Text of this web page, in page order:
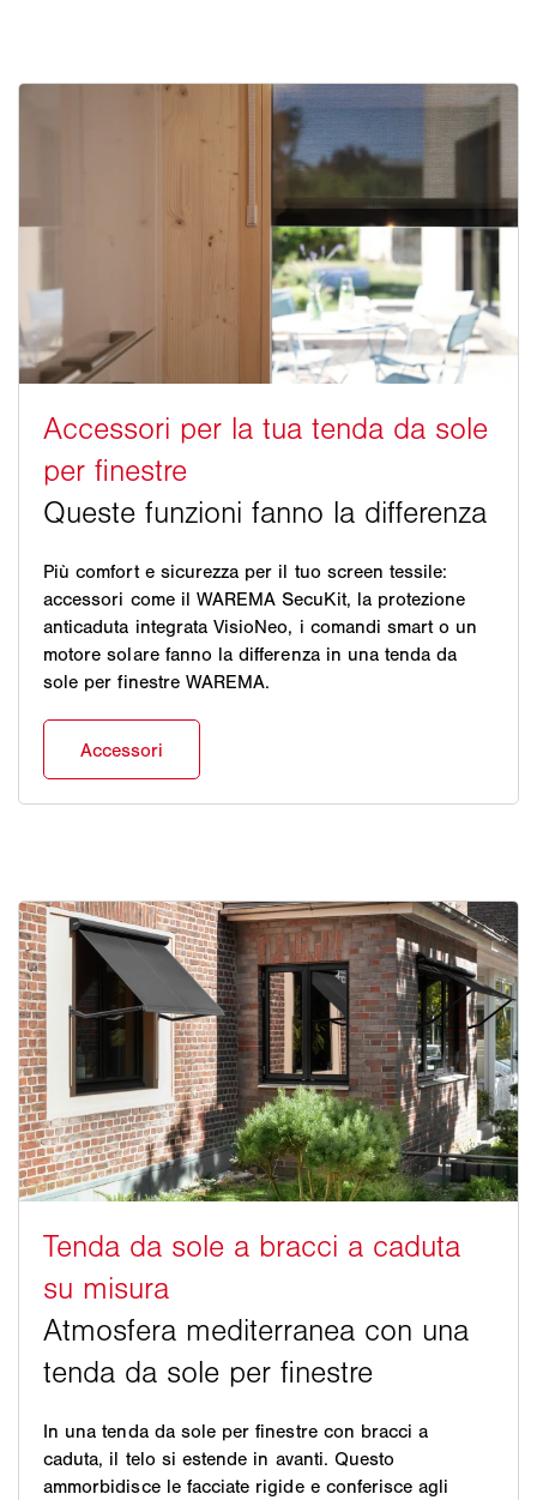
Più comfort e sicurezza per il tuo screen tessile:
accessori come il WAREMA SecuKit, la protezione
anticaduta integrata VisioNeo, i comandi smart o un
motore solare fanno la differenza in una tenda da
sole per finestre WAREMA.
In una tenda da sole per finestre con bracci a
caduta, il telo si estende in avanti. Questo
ammorbidisce le facciate rigide e conferisce agli